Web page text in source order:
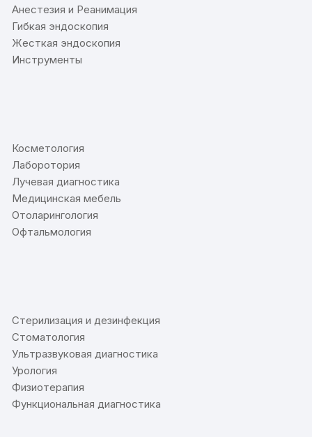
Анестезия и Реанимация
Гибкая эндоскопия
Жесткая эндоскопия
Инструменты
Косметология
Лаборотория
Лучевая диагностика
Медицинская мебель
Отоларингология
Офтальмология
Стерилизация и дезинфекция
Стоматология
Ультразвуковая диагностика
Урология
Физиотерапия
Функциональная диагностика